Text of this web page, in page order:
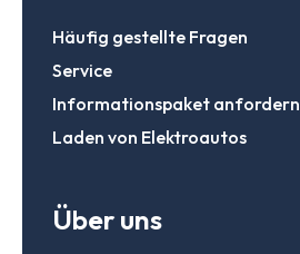
Häufig gestellte Fragen
Service
Informationspaket anfordern
Laden von Elektroautos
Über uns